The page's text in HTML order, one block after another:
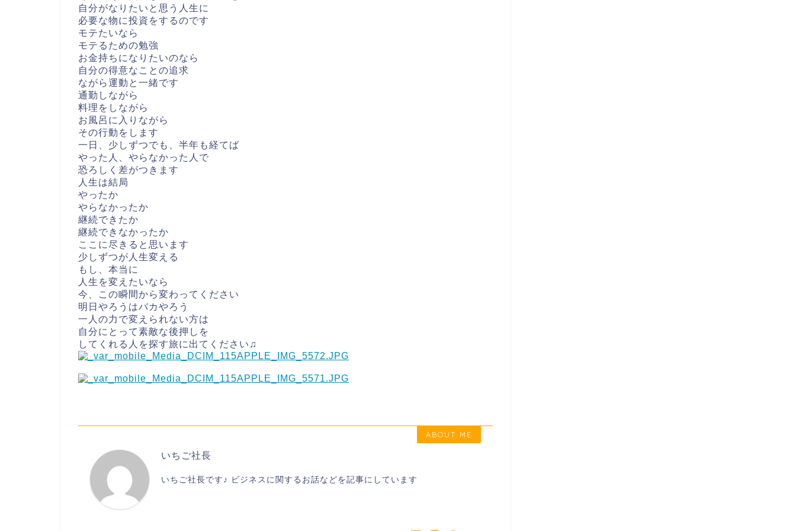
自分がなりたいと思う人生に
必要な物に投資をするのです
モテたいなら
モテるための勉強
お金持ちになりたいのなら
自分の得意なことの追求
ながら運動と一緒です
通勤しながら
料理をしながら
お風呂に入りながら
その行動をします
一日、少しずつでも、半年も経てば
やった人、やらなかった人で
恐ろしく差がつきます
人生は結局
やったか
やらなかったか
継続できたか
継続できなかったか
ここに尽きると思います
少しずつが人生変える
もし、本当に
人生を変えたいなら
今、この瞬間から変わってください
明日やろうはバカやろう
一人の力で変えられない方は
自分にとって素敵な後押しを
してくれる人を探す旅に出てください♫
ABOUT ME
いちご社長
いちご社長です♪ ビジネスに関するお話などを記事にしています